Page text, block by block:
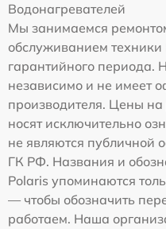
Водонагревателей
Мы занимаемся
обслуживанием техники
гарантийного периода.
независимо и не имеет
производителя. Цены
носят исключительно
не являются публичной
ГК РФ. Названия и
Polaris упоминаются
— чтобы обозначить
работаем. Наша